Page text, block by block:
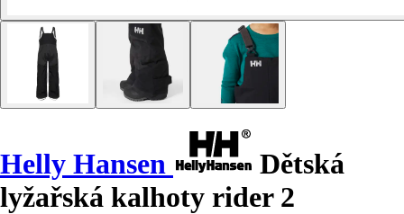
Helly Hansen
Dětská
lyžařská kalhoty rider 2